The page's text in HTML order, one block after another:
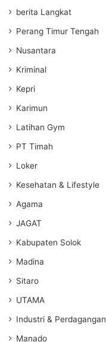
berita Langkat
Perang Timur Tengah
Nusantara
Kriminal
Kepri
Karimun
Latihan Gym
PT Timah
Loker
Kesehatan & Lifestyle
Agama
JAGAT
Kabupaten Solok
Madina
Sitaro
UTAMA
Industri & Perdagangan
Manado